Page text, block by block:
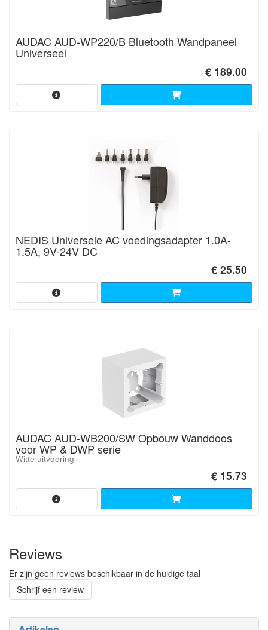
AUDAC AUD-WP220/B Bluetooth Wandpaneel
Universeel
€ 189.00
NEDIS Universele AC voedingsadapter 1.0A-
1.5A, 9V-24V DC
€ 25.50
AUDAC AUD-WB200/SW Opbouw Wanddoos
voor WP & DWP serie
Witte uitvoering
€ 15.73
Reviews
Er zijn geen reviews beschikbaar in de huidige taal
Schrijf een review